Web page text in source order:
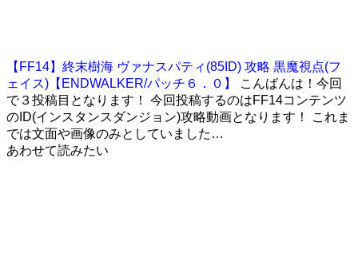
【FF14】終末樹海 ヴァナスパティ(85ID) 攻略 黒魔視点(フ
ェイス)【ENDWALKER/パッチ６．０】
こんばんは！今回
で３投稿目となります！ 今回投稿するのはFF14コンテンツ
のID(インスタンスダンジョン)攻略動画となります！ これま
では文面や画像のみとしていました…
あわせて読みたい